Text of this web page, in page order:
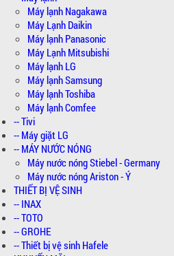
Máy lạnh Nagakawa
Máy Lạnh Daikin
Máy lạnh Panasonic
Máy Lạnh Mitsubishi
Máy lạnh LG
Máy lạnh Samsung
Máy lạnh Toshiba
Máy lạnh Comfee
-- Tivi
-- Máy giặt LG
-- MÁY NƯỚC NÓNG
Máy nước nóng Stiebel - Germany
Máy nước nóng Ariston - Ý
THIẾT BỊ VỆ SINH
-- INAX
-- TOTO
-- GROHE
-- Thiết bị vệ sinh Hafele